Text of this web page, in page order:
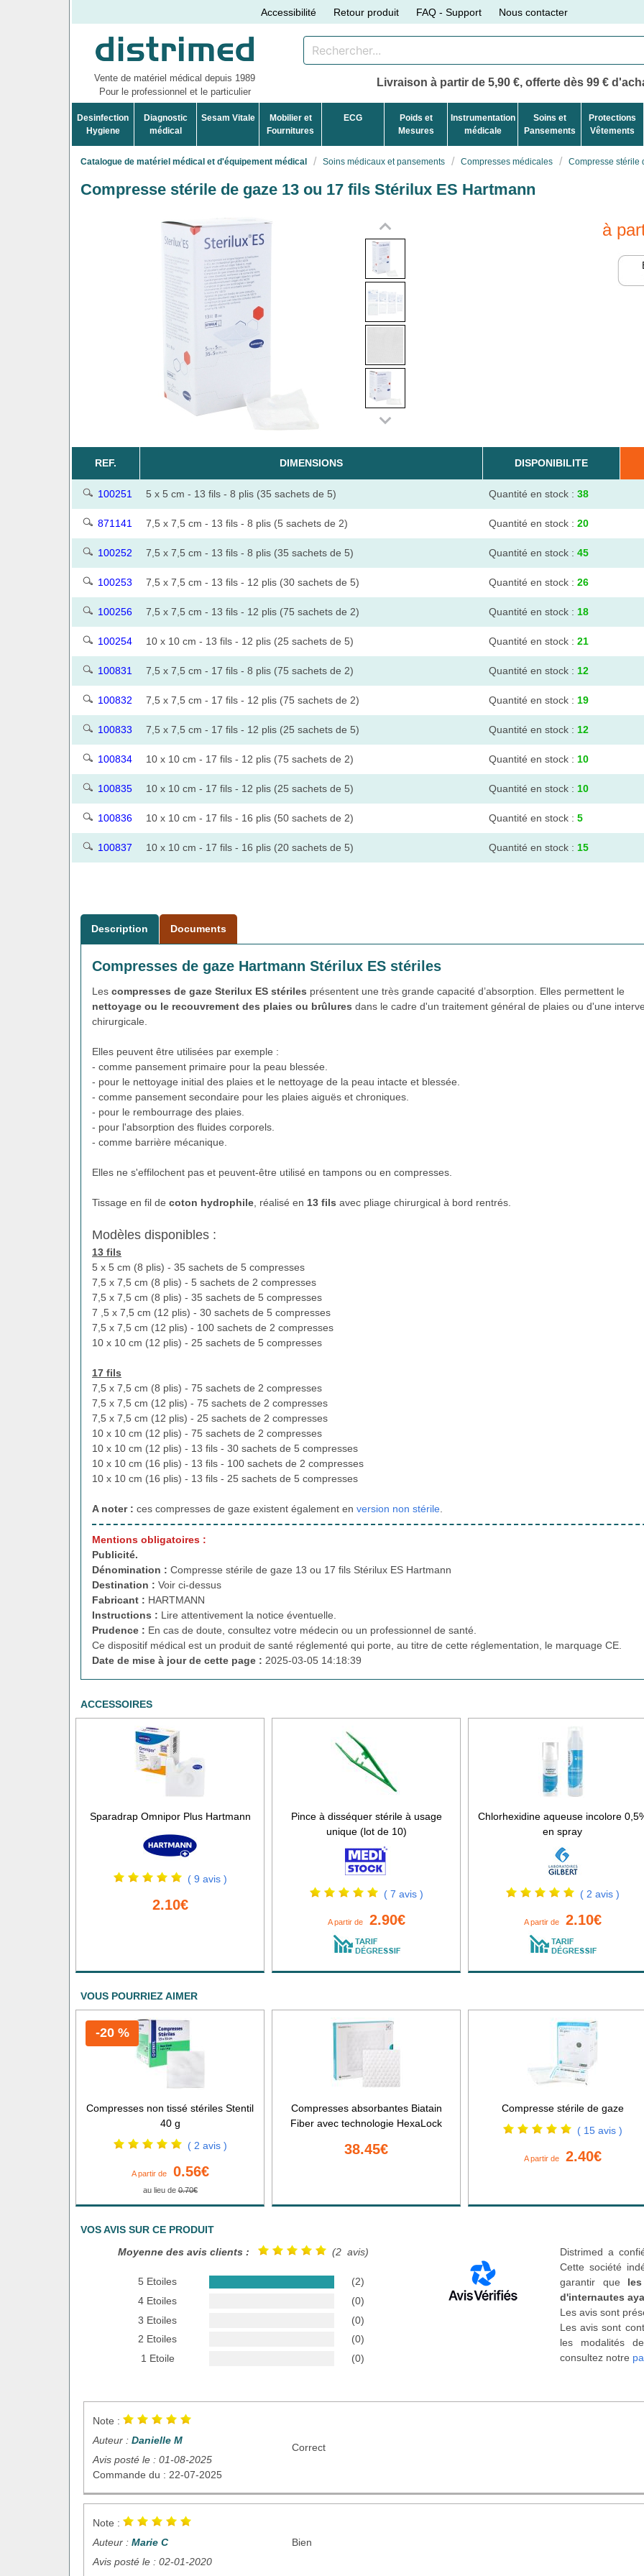
Accessibilité Retour produit FAQ - Support Nous contacter
Vente de matériel médical depuis 1989
Pour le professionnel et le particulier
Livraison à partir de 5,90 €, offerte dès 99 €
Desinfection
Hygiene
Diagnostic
médical
Sesam Vitale
Mobilier et
Fournitures
ECG
Poids et
Mesures
Instrumentation
médicale
Soins et
Pansements
Protections
Vêtements
Catalogue de matériel médical et d'équipement médical Soins médicaux et pansements Compresses médicales Compresse stérile
Compresse stérile de gaze 13 ou 17 fils Stérilux ES Hartmann
à
REF. DIMENSIONS DISPONIBILITE
100251 5 x 5 cm - 13 fils - 8 plis (35 sachets de 5) Quantité en stock : 38
871141 7,5 x 7,5 cm - 13 fils - 8 plis (5 sachets de 2) Quantité en stock : 20
100252 7,5 x 7,5 cm - 13 fils - 8 plis (35 sachets de 5) Quantité en stock : 45
100253 7,5 x 7,5 cm - 13 fils - 12 plis (30 sachets de 5) Quantité en stock : 26
100256 7,5 x 7,5 cm - 13 fils - 12 plis (75 sachets de 2) Quantité en stock : 18
100254 10 x 10 cm - 13 fils - 12 plis (25 sachets de 5) Quantité en stock : 21
100831 7,5 x 7,5 cm - 17 fils - 8 plis (75 sachets de 2) Quantité en stock : 12
100832 7,5 x 7,5 cm - 17 fils - 12 plis (75 sachets de 2) Quantité en stock : 19
100833 7,5 x 7,5 cm - 17 fils - 12 plis (25 sachets de 5) Quantité en stock : 12
100834 10 x 10 cm - 17 fils - 12 plis (75 sachets de 2) Quantité en stock : 10
100835 10 x 10 cm - 17 fils - 12 plis (25 sachets de 5) Quantité en stock : 10
100836 10 x 10 cm - 17 fils - 16 plis (50 sachets de 2) Quantité en stock : 5
100837 10 x 10 cm - 17 fils - 16 plis (20 sachets de 5) Quantité en stock : 15
Description Documents
Compresses de gaze Hartmann Stérilux ES stériles
Les compresses de gaze Sterilux ES stériles présentent une très grande capacité d’absorption. Elles permettent le
nettoyage ou le recouvrement des plaies ou brûlures dans le cadre d'un traitement général de plaies ou d'une
chirurgicale.
Elles peuvent être utilisées par exemple :
- comme pansement primaire pour la peau blessée.
- pour le nettoyage initial des plaies et le nettoyage de la peau intacte et blessée.
- comme pansement secondaire pour les plaies aiguës et chroniques.
- pour le rembourrage des plaies.
- pour l'absorption des fluides corporels.
- comme barrière mécanique.
Elles ne s'effilochent pas et peuvent-être utilisé en tampons ou en compresses.
Tissage en fil de coton hydrophile , réalisé en 13 fils avec pliage chirurgical à bord rentrés.
Modèles disponibles :
13 fils
5 x 5 cm (8 plis) - 35 sachets de 5 compresses
7,5 x 7,5 cm (8 plis) - 5 sachets de 2 compresses
7,5 x 7,5 cm (8 plis) - 35 sachets de 5 compresses
7 ,5 x 7,5 cm (12 plis) - 30 sachets de 5 compresses
7,5 x 7,5 cm (12 plis) - 100 sachets de 2 compresses
10 x 10 cm (12 plis) - 25 sachets de 5 compresses
17 fils
7,5 x 7,5 cm (8 plis) - 75 sachets de 2 compresses
7,5 x 7,5 cm (12 plis) - 75 sachets de 2 compresses
7,5 x 7,5 cm (12 plis) - 25 sachets de 2 compresses
10 x 10 cm (12 plis) - 75 sachets de 2 compresses
10 x 10 cm (12 plis) - 13 fils - 30 sachets de 5 compresses
10 x 10 cm (16 plis) - 13 fils - 100 sachets de 2 compresses
10 x 10 cm (16 plis) - 13 fils - 25 sachets de 5 compresses
A noter : ces compresses de gaze existent également en version non stérile
Mentions obligatoires :
Publicité.
Dénomination : Compresse stérile de gaze 13 ou 17 fils Stérilux ES Hartmann
Destination : Voir ci-dessus
Fabricant : HARTMANN
Instructions : Lire attentivement la notice éventuelle.
Prudence : En cas de doute, consultez votre médecin ou un professionnel de santé.
Ce dispositif médical est un produit de santé réglementé qui porte, au titre de cette réglementation, le marquage CE.
Date de mise à jour de cette page : 2025-03-05 14:18:39
ACCESSOIRES
Sparadrap Omnipor Plus Hartmann
( 9 avis )
2.10€
Pince à disséquer stérile à usage
unique (lot de 10)
( 7 avis )
A partir de 2.90€
Chlorhexidine aqueuse incolore
en spray
( 2 avis )
A partir de 2.10€
VOUS POURRIEZ AIMER
-20 %
Compresses non tissé stériles Stentil
40 g
( 2 avis )
A partir de 0.56€
au lieu de0.70€
Compresses absorbantes Biatain
Fiber avec technologie HexaLock
38.45€
Compresse stérile de gaze
( 15 avis )
A partir de 2.40€
VOS AVIS SUR CE PRODUIT
Moyenne des avis clients :
(2 avis)
5 Etoiles
(2)
4 Etoiles
(0)
3 Etoiles
(0)
2 Etoiles
(0)
1 Etoile
(0)
Distrimed a
Cette société
garantir que
d'internautes
Les avis sont
Les avis sont
les modalités
consultez notre
Note :
Auteur : Danielle M
Avis posté le : 01-08-2025
Commande du : 22-07-2025
Correct
Note :
Auteur : Marie C
Avis posté le : 02-01-2020
Bien